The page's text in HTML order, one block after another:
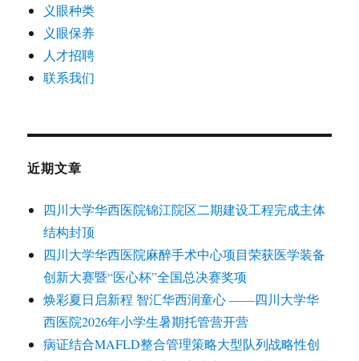
义眼种类
义眼保养
人才招聘
联系我们
近期文章
四川大学华西医院锦江院区二期建设工程完成主体
结构封顶
四川大学华西医院麻醉手术中心项目荣获医学装备
创新大赛暨“医心杯”全国总决赛奖项
焕彩夏日启新程 智汇华西润童心 ——四川大学华
西医院2026年小学生暑期托管营开营
病证结合MAFLD整合管理策略大型队列战略性创